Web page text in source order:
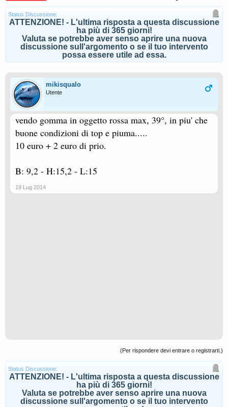
Status Discussione:
ATTENZIONE! - L'ultima risposta a questa discussione
ha più di 365 giorni!
Valuta se potrebbe aver senso aprire una nuova
discussione sull'argomento o se il tuo intervento
possa essere utile ad essa.
mikisqualo
Utente
vendo gomma in oggetto rossa max, 39°, in piu' che
buone condizioni di top e piuma.....
10 euro + 2 euro di prio.
B: 9,2 - H:15,2 - L:15
19 Lug 2014
(Per rispondere devi entrare o registrarti.)
Status Discussione:
ATTENZIONE! - L'ultima risposta a questa discussione
ha più di 365 giorni!
Valuta se potrebbe aver senso aprire una nuova
discussione sull'argomento o se il tuo intervento